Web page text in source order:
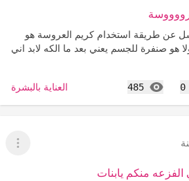
عن طريقة استخدام كريم العروسة هو
هو صنفرة للجسم يعني بعد ما الكه لابد اني
0
485
المشاهدات العناية بالبشرة
عرض
منكم يابنات